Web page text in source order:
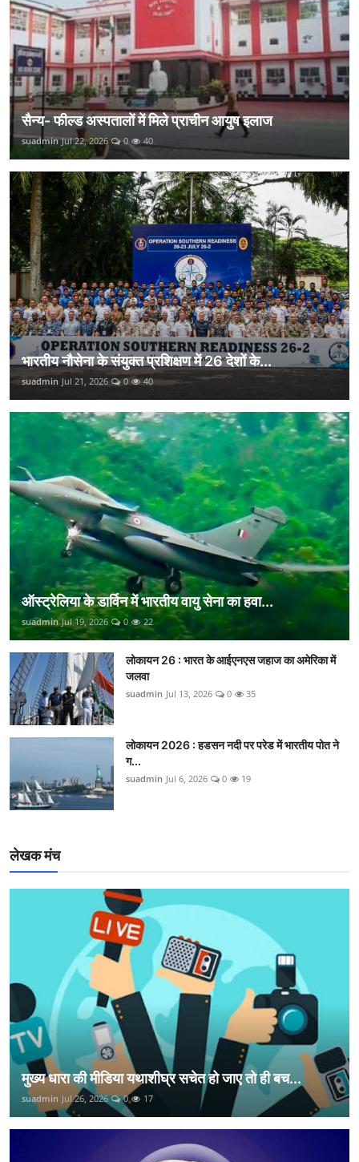
सैन्य- फील्ड अस्पतालों में मिले प्राचीन आयुष इलाज
suadmin Jul 22, 2026 0 40
भारतीय नौसेना के संयुक्त प्रशिक्षण में 26 देशों के...
suadmin Jul 21, 2026 0 40
ऑस्ट्रेलिया के डार्विन में भारतीय वायु सेना का हवा...
suadmin Jul 19, 2026 0 22
लोकायन 26 : भारत के आईएनएस जहाज का अमेरिका में
जलवा
suadmin Jul 13, 2026 0 35
लोकायन 2026 : हडसन नदी पर परेड में भारतीय पोत ने
ग...
suadmin Jul 6, 2026 0 19
लेखक मंच
मुख्य धारा की मीडिया यथाशीघ्र सचेत हो जाए तो ही बच...
suadmin Jul 26, 2026 0 17